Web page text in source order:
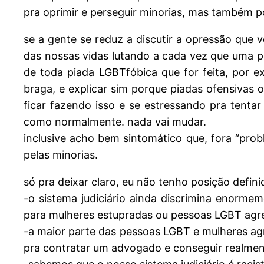
pra oprimir e perseguir minorias, mas também
se a gente se reduz a discutir a opressão que
das nossas vidas lutando a cada vez que uma
de toda piada LGBTfóbica que for feita, por
braga, e explicar sim porque piadas ofensivas
ficar fazendo isso e se estressando pra
como normalmente. nada vai mudar.
inclusive acho bem sintomático que, fora
pelas minorias.
só pra deixar claro, eu não tenho posição
-o sistema judiciário ainda discrimina
para mulheres estupradas ou pessoas LGBT
-a maior parte das pessoas LGBT e mulheres
pra contratar um advogado e conseguir